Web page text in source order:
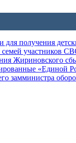
для получения
участников
Жириновского
«Единой
замминистра